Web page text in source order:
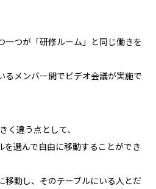
一つが「研修ルーム」と同じ働きを
るメンバー間でビデオ会議が実施で
く違う点として、
を選んで自由に移動することができ
移動し、そのテーブルにいる人とだ